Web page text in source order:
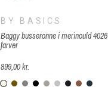
BY BASICS
Baggy busseronne i merinould
farver
899,00 kr.